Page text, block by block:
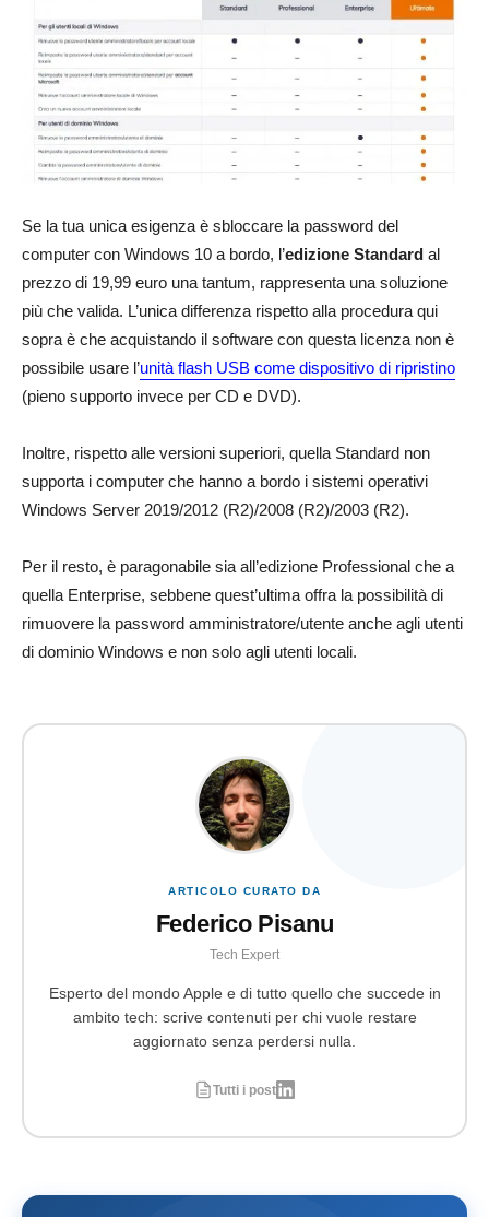
Se la tua unica esigenza è sbloccare la password del
computer con Windows 10 a bordo, l’edizione Standard al
prezzo di 19,99 euro una tantum, rappresenta una soluzione
più che valida. L’unica differenza rispetto alla procedura qui
sopra è che acquistando il software con questa licenza non è
possibile usare l’unità flash USB come dispositivo di ripristino
(pieno supporto invece per CD e DVD).
Inoltre, rispetto alle versioni superiori, quella Standard non
supporta i computer che hanno a bordo i sistemi operativi
Windows Server 2019/2012 (R2)/2008 (R2)/2003 (R2).
Per il resto, è paragonabile sia all’edizione Professional che a
quella Enterprise, sebbene quest’ultima offra la possibilità di
rimuovere la password amministratore/utente anche agli utenti
di dominio Windows e non solo agli utenti locali.
ARTICOLO CURATO DA
Federico Pisanu
Tech Expert
Esperto del mondo Apple e di tutto quello che succede in
ambito tech: scrive contenuti per chi vuole restare
aggiornato senza perdersi nulla.
Tutti i post